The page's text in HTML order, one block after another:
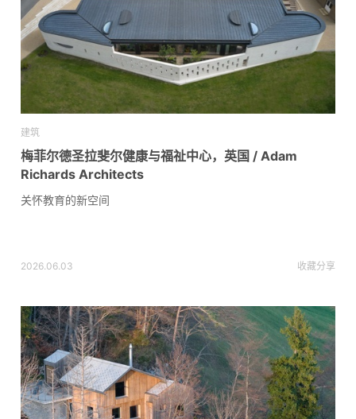
建筑
梅菲尔德圣拉斐尔健康与福祉中心，英国 / Adam
Richards Architects
关怀教育的新空间
2026.06.03 收藏分享